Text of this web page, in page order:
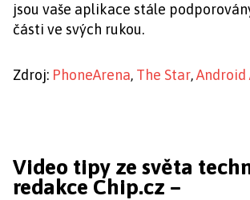
jsou vaše aplikace stále
části ve svých rukou.
Zdroj: PhoneArena, The Star,
Video tipy ze světa
redakce Chip.cz –